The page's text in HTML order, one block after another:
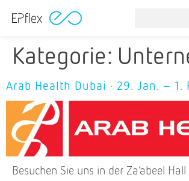
Kategorie:
Arab Health Dubai · 29. Jan. – 1.
Besuchen Sie uns in der Za’abeel